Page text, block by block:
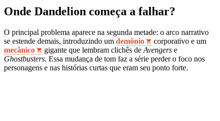
Onde Dandelion começa a falhar?
O principal problema aparece na segunda metade: o arco narrativo
se estende demais, introduzindo um demônio
corporativo e um
mecânico
gigante que lembram clichês de Avengers e
Ghostbusters. Essa mudança de tom faz a série perder o foco nos
personagens e nas histórias curtas que eram seu ponto forte.